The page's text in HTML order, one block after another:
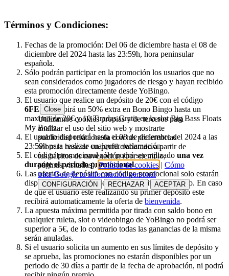
Términos y Condiciones:
Fechas de la promoción: Del 06 de diciembre hasta el 08 de
diciembre del 2024 hasta las 23:59h, hora peninsular
española.
Sólo podrán participar en la promoción los usuarios que no
sean considerados como jugadores de riesgo y hayan recibido
esta promoción directamente desde YoBingo.
El usuario que realice un depósito de 20€ con el código
6FESTrecibirá un 50% extra en Bono Bingo hasta un
maximo de 20€ y 10 Tiradas Gratis en la slotBig Bass Floats
My Boats.
El usuario dispondrá hasta el 08 de diciembre del 2024 a las
23:59h para realizar cualquier reclamación.
El código promocional sólo podrá ser utilizado una vez
durante el periodo promocional.
Las ofertas de depósito con código promocional solo estarán
disponibles a partir del segundo depósito del usuario. En caso
de que el usuario esté realizando su primer depósito este
recibirá automaticamente la oferta de bienvenida.
La apuesta máxima permitida por tirada con saldo bono en
cualquier ruleta, slot o videobingo de YoBingo no podrá ser
superior a 5€, de lo contrario todas las ganancias de la misma
serán anuladas.
Si el usuario solicita un aumento en sus límites de depósito y
se aprueba, las promociones no estarán disponibles por un
periodo de 30 días a partir de la fecha de aprobación, ni podrá
Close
Utilizamos cookies propias y de terceros para
analizar el uso del sitio web y mostrarte
publicidad relacionada con tus preferencias
sobre la base de un perfil elaborado a partir de
tus hábitos de navegación (por ejemplo,
páginas visitadas).Política de cookies
Cómo
trata Google tu información personal
CONFIGURACIÓN RECHAZAR ACEPTAR